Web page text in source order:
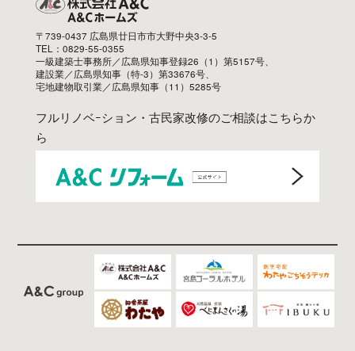
〒739-0437 広島県廿日市市大野中央3-3-5
TEL：0829-55-0355
一級建築士事務所／広島県知事登録26（1）第5157号、
建設業／広島県知事（特-3）第33676号、
宅地建物取引業／広島県知事（11）5285号
フルリノベｰション・古民家改修のご相談はこちらか
ら